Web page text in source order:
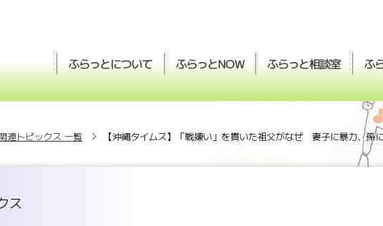
ふらっとについて ふらっとNOW ふらっと相談室 ふ
連トピックス 一覧 【沖縄タイムス】「戦嫌い」を貫いた祖父がなぜ 妻子に暴力、
ス